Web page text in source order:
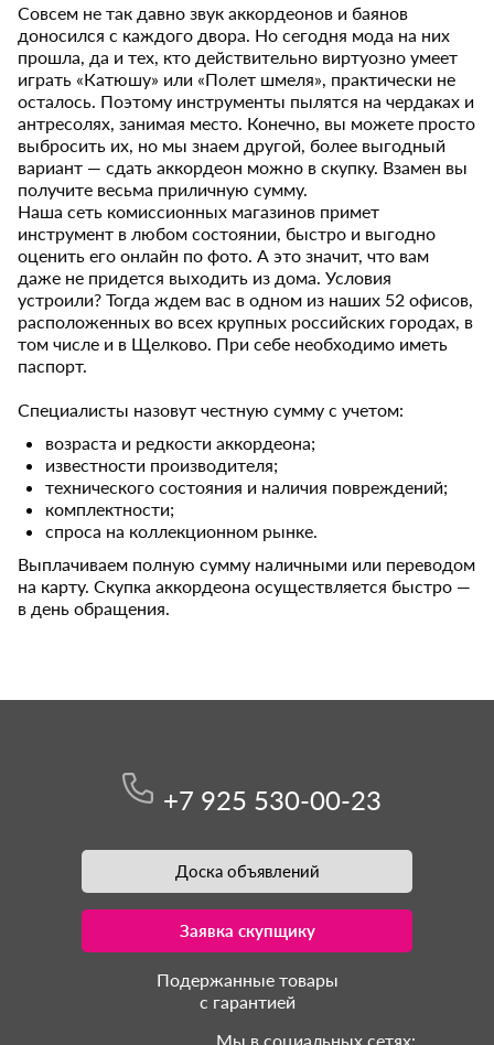
Совсем не так давно звук аккордеонов и баянов
доносился с каждого двора. Но сегодня мода на них
прошла, да и тех, кто действительно виртуозно умеет
играть «Катюшу» или «Полет шмеля», практически не
осталось. Поэтому инструменты пылятся на чердаках и
антресолях, занимая место. Конечно, вы можете просто
выбросить их, но мы знаем другой, более выгодный
вариант — сдать аккордеон можно в скупку. Взамен вы
получите весьма приличную сумму.
Наша сеть комиссионных магазинов примет
инструмент в любом состоянии, быстро и выгодно
оценить его онлайн по фото. А это значит, что вам
даже не придется выходить из дома. Условия
устроили? Тогда ждем вас в одном из наших 52 офисов,
расположенных во всех крупных российских городах, в
том числе и в Щелково. При себе необходимо иметь
паспорт.
Специалисты назовут честную сумму с учетом:
возраста и редкости аккордеона;
известности производителя;
технического состояния и наличия повреждений;
комплектности;
спроса на коллекционном рынке.
Выплачиваем полную сумму наличными или переводом
на карту. Скупка аккордеона осуществляется быстро —
в день обращения.
+7 925 530-00-23
Доска объявлений
Заявка скупщику
Подержанные товары
с гарантией
Мы в социальных сетях: